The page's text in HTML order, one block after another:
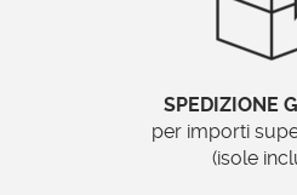
SPEDIZIONE
per importi
(isole